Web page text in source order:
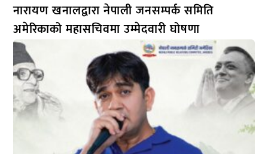
नारायण खनालद्वारा नेपाली जनसम्पर्क समिति
अमेरिकाको महासचिवमा उम्मेदवारी घोषणा